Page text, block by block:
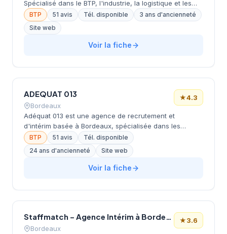
Spécialisé dans le BTP, l'industrie, la logistique et les
services. Propose des contrats en intérim, CDD et CDI.
Dispose d'une plateforme en ligne MyAdéquat
accessible 24h/24. Agence bien notée (4.3/5 sur 51
avis) avec une équipe à l'écoute.
BTP 51 avis Tél. disponible
3 ans d'ancienneté
Site web
Voir la fiche
ADEQUAT 013
Bordeaux
★4.3
Adéquat 013 est une agence de recrutement et
d'intérim basée à Bordeaux, spécialisée dans les
secteurs du BTP, de l'industrie, de la logistique et des
services. Elle propose des solutions d'emploi en intérim,
CDD et CDI pour accompagner les entreprises dans
leur recrutement et les candidats dans leur recherche
BTP 51 avis
Tél. disponible
24 ans d'ancienneté
Site web
Voir la fiche
Staffmatch – Agence Intérim à Bordeaux
Bordeaux
★3.6